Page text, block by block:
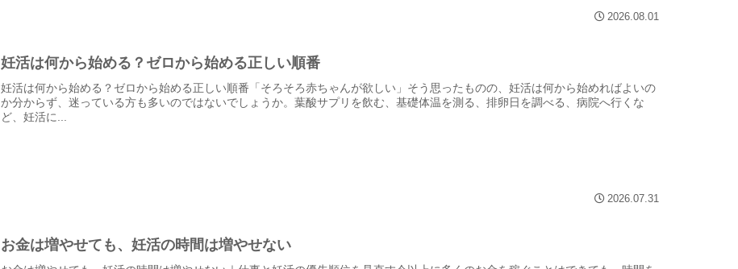
2026.08.01
妊活は何から始める？ゼロから始める正しい順番
妊活は何から始める？ゼロから始める正しい順番「そろそろ赤ちゃんが欲しい」そう思ったものの、妊活は何から始めればよいの
か分からず、迷っている方も多いのではないでしょうか。葉酸サプリを飲む、基礎体温を測る、排卵日を調べる、病院へ行くな
ど、妊活に...
2026.07.31
お金は増やせても、妊活の時間は増やせない